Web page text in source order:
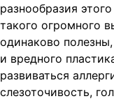
разнообразия
такого огромного
одинаково
и вредного
развиваться
слезоточивость,